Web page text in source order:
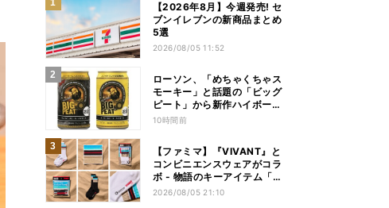
【2026年8月】今週発売! セ
ブンイレブンの新商品まとめ
5選
2026/08/05 11:52
ローソン、「めちゃくちゃス
モーキー」と話題の「ビッグ
ピート」から新作ハイボール
缶＆ミニボトル発売
10時間前
【ファミマ】『VIVANT』と
コンビニエンスウェアがコラ
ボ - 物語のキーアイテム「別
班饅頭」も発売
2026/08/05 21:10